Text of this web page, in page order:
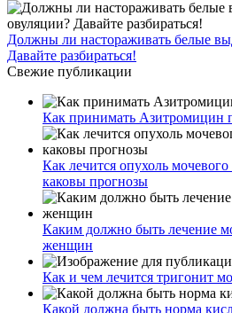
Должны ли настораживать белые
Давайте разбираться!
Свежие публикации
Как принимать Азитромицин
Как лечится опухоль
каковы прогнозы
Каким должно быть лечение
женщин
Как и чем лечится тригонит
Какой должна быть норма